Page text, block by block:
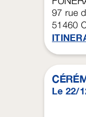
97 rue
51460
Le 22/